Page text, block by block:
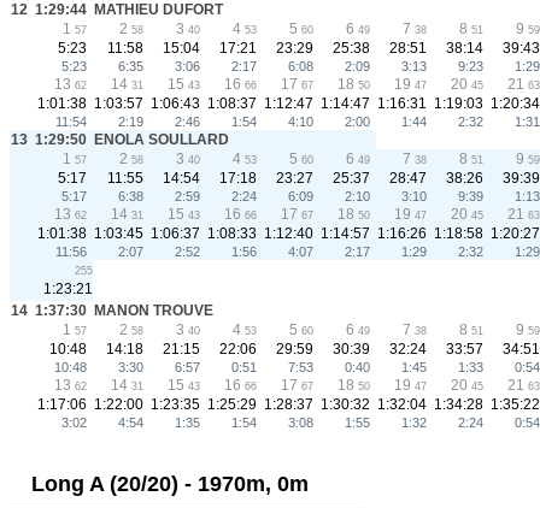
12 1:29:44 MATHIEU DUFORT
1 57 2 58 3 40 4 53 5 60 6 49 7 38 8 51 9 59
5:23 11:58 15:04 17:21 23:29 25:38 28:51 38:14 39:43
5:23 6:35 3:06 2:17 6:08 2:09 3:13 9:23 1:29
13 62 14 31 15 43 16 66 17 67 18 50 19 47 20 45 21 63
1:01:38 1:03:57 1:06:43 1:08:37 1:12:47 1:14:47 1:16:31 1:19:03 1:20:34
11:54 2:19 2:46 1:54 4:10 2:00 1:44 2:32 1:31
13 1:29:50 ENOLA SOULLARD
1 57 2 58 3 40 4 53 5 60 6 49 7 38 8 51 9 59
5:17 11:55 14:54 17:18 23:27 25:37 28:47 38:26 39:39
5:17 6:38 2:59 2:24 6:09 2:10 3:10 9:39 1:13
13 62 14 31 15 43 16 66 17 67 18 50 19 47 20 45 21 63
1:01:38 1:03:45 1:06:37 1:08:33 1:12:40 1:14:57 1:16:26 1:18:58 1:20:27
11:56 2:07 2:52 1:56 4:07 2:17 1:29 2:32 1:29
255
1:23:21
14 1:37:30 MANON TROUVE
1 57 2 58 3 40 4 53 5 60 6 49 7 38 8 51 9 59
10:48 14:18 21:15 22:06 29:59 30:39 32:24 33:57 34:51
10:48 3:30 6:57 0:51 7:53 0:40 1:45 1:33 0:54
13 62 14 31 15 43 16 66 17 67 18 50 19 47 20 45 21 63
1:17:06 1:22:00 1:23:35 1:25:29 1:28:37 1:30:32 1:32:04 1:34:28 1:35:22
3:02 4:54 1:35 1:54 3:08 1:55 1:32 2:24 0:54
Long A (20/20) - 1970m, 0m